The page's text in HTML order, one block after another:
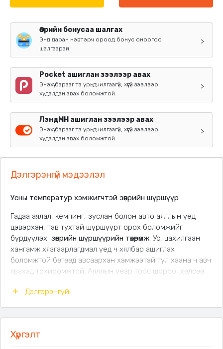
Өөрийн бонусаа шалгах
Энд даран нэвтэрч ороод бонус оноогоо
шалгаарай
>
Pocket ашиглан зээлээр авах
Энэхүү барааг та урьдчилгаагүй, хүүгүй зээлээр
худалдан авах боломжтой.
>
ЛэндМН ашиглан зээлээр авах
Энэхүү барааг та урьдчилгаагүй, хүүгүй зээлээр
худалдан авах боломжтой.
>
Дэлгэрэнгүй мэдээлэл
Усны температур хэмжигчтэй зөөврийн шүршүүр
Гадаа аялал, кемпинг, зуслан болон авто аяллын үед
цэвэрхэн, тав тухтай шүршүүрт орох боломжийг
бүрдүүлэх зөөврийн шүршүүрийн төхөөрөмж. Ус, цахилгаан
хангамж хязгаарлагдмал үед ч хялбар ашиглах
боломжтой бөгөөд авсаархан хэмжээтэй тул хаана ч авч
явахад тохиромжтой. Аяллын үеэр тоос шороо, хөлсөө
тэжээвэр амьтнаа угаах зэрэг олон зориулалтаар
ухаалаг шүршүүр
Дэлгэрэнгүй
Хүргэлт